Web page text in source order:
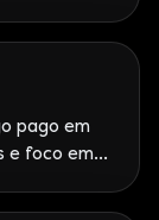
pago em
e foco em